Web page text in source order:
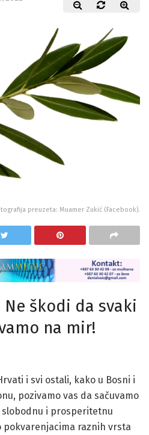
preuzeta: Muamer Zukić (Facebook).
Ne škodi da svaki
na mir!
i svi ostali, kako u Bosni i
pozivamo vas da sačuvamo
i prosperitetnu
pokvarenjacima raznih vrsta